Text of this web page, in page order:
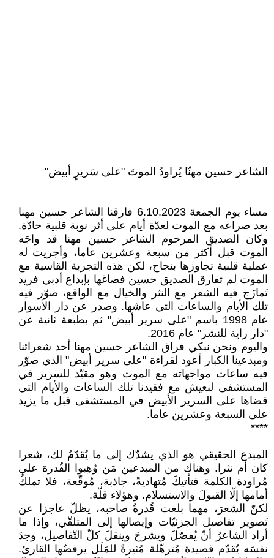
الشاعر حسين مهنّا يُراودُ الموتَ "على سَريرٍ أبيض"
مساء يوم الجمعة 6.10.2023 فارقنا الشاعر حسين مهنا
بعد صراعه مع الموت لعدّة أيام على أثر نوبة قلبية حادّة.
وكان الصديق المرحوم الشاعر حسين مهنا قد واجَه
الموت قبل أكثر من سبعة وعشرين عاما، وأجريت له
عملية قلبية تجاوزها بنجاح، لكن هذه التجربة القاسية مع
الموت لم تفارق الصديق حسين فصاغها بإبداع أدبي فريد
تَمازَج فيه الشعر مع النثر والخيال مع الواقع، صوّر فيه
تلك الأيام والساعات التي عاشها. وصدر عن دار الأسوار
عام 1998 باسم "على سرير أبيض" ثم بطبعة ثانية عن
"دار راية للنشر" عام 2016.
واليوم ونحن نبكي فراق الشاعر حسين مهنا أحد شعرائنا
ومبدعينا الكبار أعود لقراءة "على سرير أبيض" الذي صوّر
فيه ساعات مواجهاته مع الموت وهو مقيّد للسرير في
المستشفى لنعيش مع فقيدنا تلك الساعات والأيام التي
قضاها على السرير الأبيض في المستشفى قبل ما يزيد
على السبعة وعشرين عاما.
****
المبدع الحقيقي هو الذي يشدّك إلى ما يُقدّمُ لك، شعرا
كان أم نثرا. وهناك من المبدعين مَن وُهِبوا القُدرة على
مُراودة الكلمة فتأتيكَ مُتهاديةً، جاذبة، مُوقّعة، فلا تملكُ
أمامها إلّا القبولَ والاستسلام. وهؤلاء قلّة.
لكنّ الشعرَ، مهما بلغت قُدرةُ صاحبه، يظلّ عاجزا عن
تَصوير تفاصيل الجزئيّات وإيصالها إلى المتلقّي، وإذا ما
أراد الشاعرُ أنْ يُفصّلَ ويشرحَ وينقلَ كلّ التّفاصيل، وجدَ
نفسَه يُقدّم قصيدة مُترهّلة مُثيرةً للمَلَل يرفضُها القارئ.